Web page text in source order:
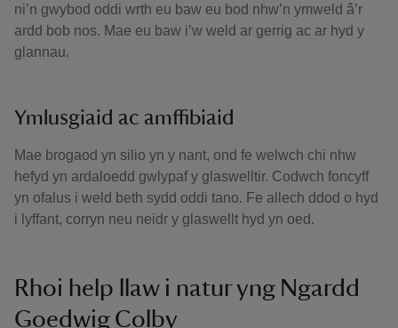
ni’n gwybod oddi wrth eu baw eu bod nhw’n ymweld â’r
ardd bob nos. Mae eu baw i’w weld ar gerrig ac ar hyd y
glannau.
Ymlusgiaid ac amffibiaid
Mae brogaod yn silio yn y nant, ond fe welwch chi nhw
hefyd yn ardaloedd gwlypaf y glaswelltir. Codwch foncyff
yn ofalus i weld beth sydd oddi tano. Fe allech ddod o hyd
i lyffant, corryn neu neidr y glaswellt hyd yn oed.
Rhoi help llaw i natur yng Ngardd
Goedwig Colby